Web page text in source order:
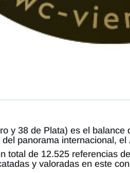
y 38 de Plata) es el balance
panorama internacional, el
total de 12.525 referencias
y valoradas en este